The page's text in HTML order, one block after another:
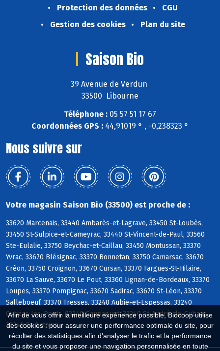
Afin de vous offrir la meilleure expérience possible, Biocoop utilise
des cookies : pour assurer une performance optimale du site, pour
récolter des statistiques afin d'analyser le trafic et la performance
du site et vous proposer une navigation personnalisée en toute
Protection des données
CGU
Gestion des cookies
Plan du site
Saison Bio
39 Avenue de Verdun
33500 Libourne
Téléphone : 05 57 51 17 67
Coordonnées GPS : 44,91019 ° , -0,238323 °
Nous suivre sur
Votre magasin Saison Bio (33500) est proche de :
33620 Marcenais, 33440 Ambarès-et-Lagrave, 33450 St-Loubès,
33450 St-Sulpice-et-Cameyrac, 33440 St-Vincent-de-Paul, 33560
Ste-Eulalie, 33750 Beychac-et-Caillau, 33450 Montussan, 33370
Yvrac, 33670 Blésignac, 33370 Bonnetan, 33750 Camarsac, 33670
Créon, 33750 Croignon, 33670 Cursan, 33370 Fargues-St-Hilaire,
33670 La Sauve, 33670 Le Pout, 33360 Lignan-de-Bordeaux, 33370
Loupes, 33370 Pompignac, 33670 Sadirac, 33670 St-Léon, 33370
Salleboeuf, 33370 Tresses, 33240 Aubie-et-Espessas, 33240
Cubzac-les-Ponts, 33240 Gauriaguet, 33240 St-André-de-Cubzac,
33240 St-Antoine